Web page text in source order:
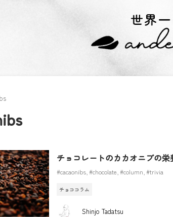
チョコレートのカカオニブの
#cacaonibs #chocolate #column #trivia
チョココラム
Shinjo Tadatsu